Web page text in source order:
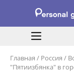
Главная / Россия /
"Пятиизбянка" в